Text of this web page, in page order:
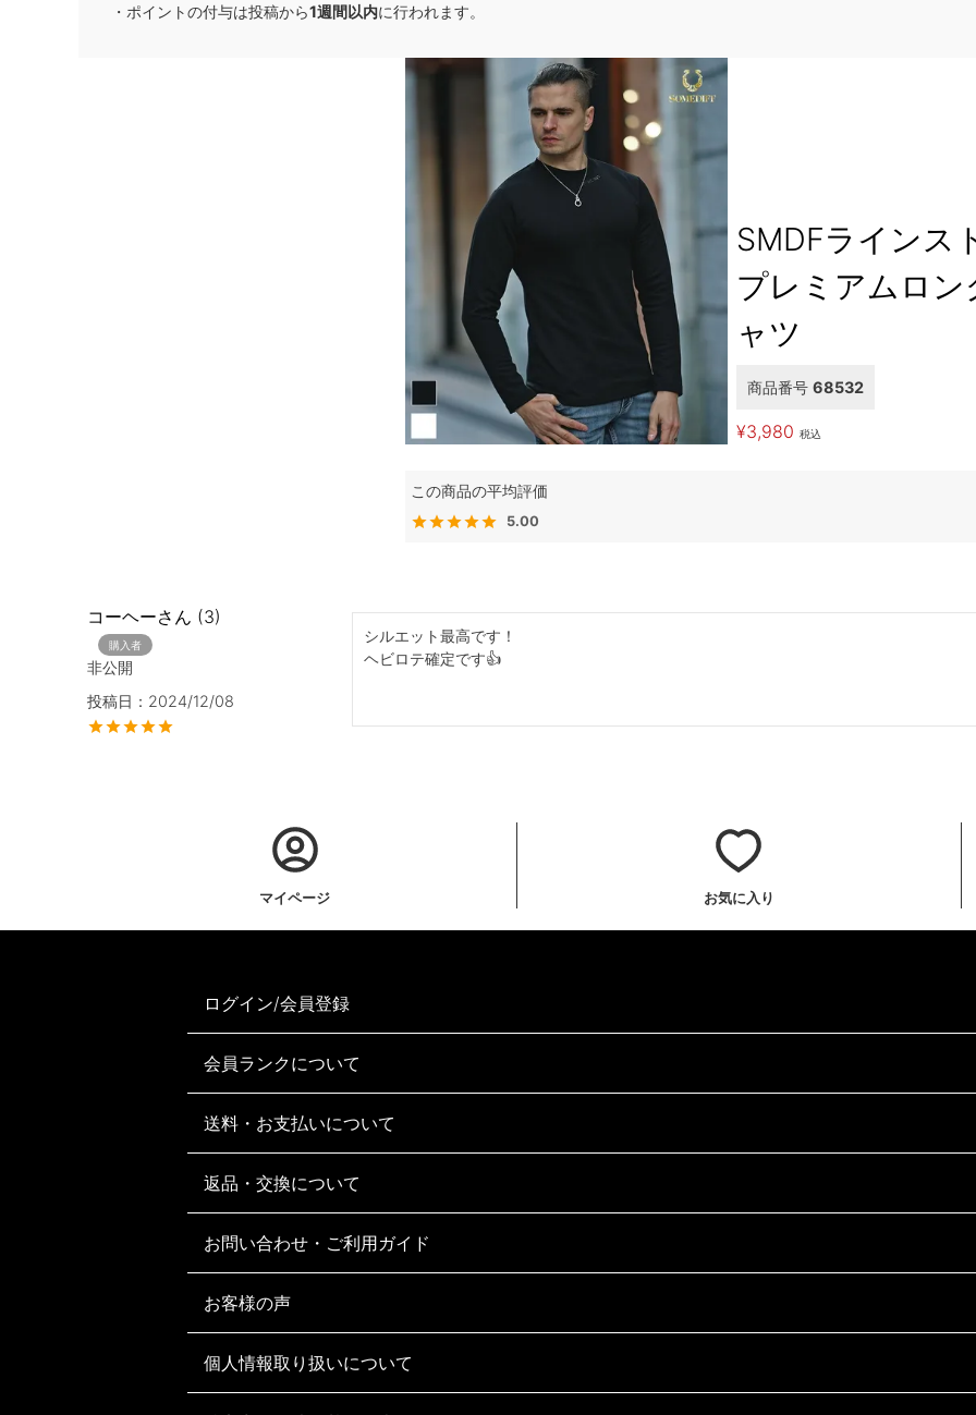
・ポイントの付与は投稿から1週間以内に行われます。
SMDFラインス
プレミアムロン
ャツ
商品番号 68532
¥3,980 税込
5.00
コーヘー
3
購入者
非公開
投稿日
2024/12/08
シルエット最高です！
ヘビロテ確定です👍
マイページ お気に入り
ログイン/会員登録
会員ランクについて
送料・お支払いについて
返品・交換について
お問い合わせ・ご利用ガイド
お客様の声
個人情報取り扱いについて